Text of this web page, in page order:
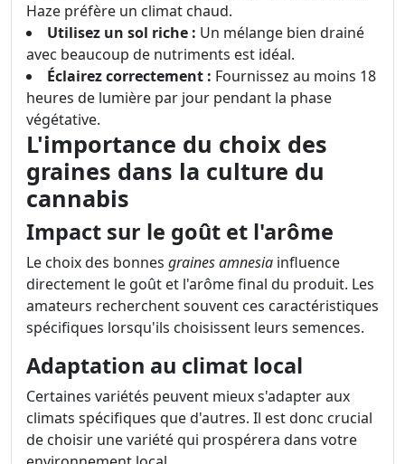
Haze préfère un climat chaud.
Utilisez un sol riche : Un mélange bien drainé
avec beaucoup de nutriments est idéal.
Éclairez correctement : Fournissez au moins 18
heures de lumière par jour pendant la phase
végétative.
L'importance du choix des
graines dans la culture du
cannabis
Impact sur le goût et l'arôme
Le choix des bonnes graines amnesia influence
directement le goût et l'arôme final du produit. Les
amateurs recherchent souvent ces caractéristiques
spécifiques lorsqu'ils choisissent leurs semences.
Adaptation au climat local
Certaines variétés peuvent mieux s'adapter aux
climats spécifiques que d'autres. Il est donc crucial
de choisir une variété qui prospérera dans votre